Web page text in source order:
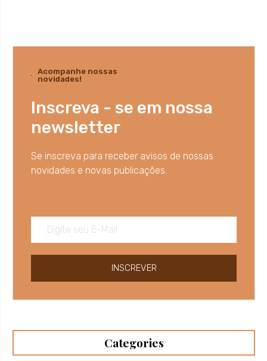
Acompanhe nossas
novidades!
Inscreva - se em nossa
newsletter
Se inscreva para receber avisos de nossas
novidades e novas publicações.
INSCREVER
Categories